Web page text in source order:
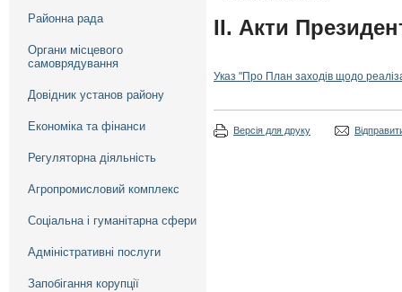
Районна рада
Органи місцевого
самоврядування
Довідник установ району
Економіка та фінанси
Регуляторна діяльність
Агропромисловий комплекс
Соціальна і гуманітарна сфери
Адміністративні послуги
Запобігання корупції
ІІ. Акти
Указ "Про План заходів щодо
Версія для друку